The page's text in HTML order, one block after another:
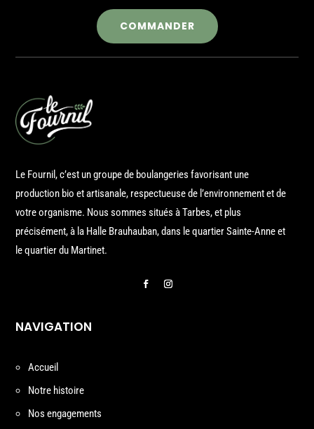
COMMANDER
Le Fournil, c’est un groupe de boulangeries favorisant une
production bio et artisanale, respectueuse de l’environnement et de
votre organisme. Nous sommes situés à Tarbes, et plus
précisément, à la Halle Brauhauban, dans le quartier Sainte-Anne et
le quartier du Martinet.
NAVIGATION
Accueil
Notre histoire
Nos engagements